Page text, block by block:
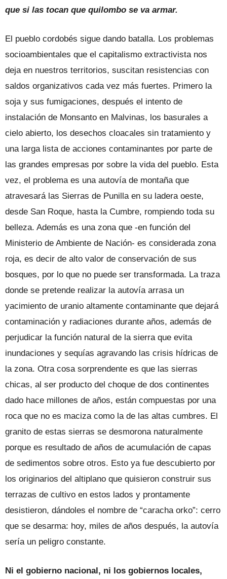
que si las tocan que quilombo se va armar.
El pueblo cordobés sigue dando batalla. Los problemas
socioambientales que el capitalismo extractivista nos
deja en nuestros territorios, suscitan resistencias con
saldos organizativos cada vez más fuertes. Primero la
soja y sus fumigaciones, después el intento de
instalación de Monsanto en Malvinas, los basurales a
cielo abierto, los desechos cloacales sin tratamiento y
una larga lista de acciones contaminantes por parte de
las grandes empresas por sobre la vida del pueblo. Esta
vez, el problema es una autovía de montaña que
atravesará las Sierras de Punilla en su ladera oeste,
desde San Roque, hasta la Cumbre, rompiendo toda su
belleza. Además es una zona que -en función del
Ministerio de Ambiente de Nación- es considerada zona
roja, es decir de alto valor de conservación de sus
bosques, por lo que no puede ser transformada. La traza
donde se pretende realizar la autovía arrasa un
yacimiento de uranio altamente contaminante que dejará
contaminación y radiaciones durante años, además de
perjudicar la función natural de la sierra que evita
inundaciones y sequías agravando las crisis hídricas de
la zona. Otra cosa sorprendente es que las sierras
chicas, al ser producto del choque de dos continentes
dado hace millones de años, están compuestas por una
roca que no es maciza como la de las altas cumbres. El
granito de estas sierras se desmorona naturalmente
porque es resultado de años de acumulación de capas
de sedimentos sobre otros. Esto ya fue descubierto por
los originarios del altiplano que quisieron construir sus
terrazas de cultivo en estos lados y prontamente
desistieron, dándoles el nombre de “caracha orko”: cerro
que se desarma: hoy, miles de años después, la autovía
sería un peligro constante.
Ni el gobierno nacional, ni los gobiernos locales,